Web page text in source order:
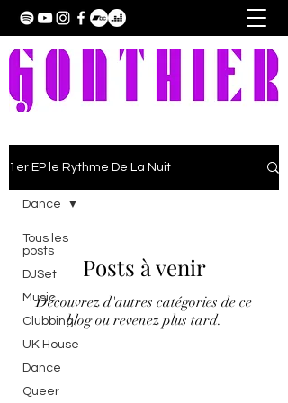
1er EP le Rythme De La Nuit
Tous les
posts
DJSet
Music
Clubbing
UK House
Dance
Queer
Dance
Posts à venir
Découvrez d'autres catégories de ce
blog ou revenez plus tard.